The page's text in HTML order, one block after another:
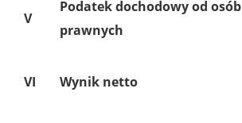
V
Podatek dochodowy od osób
prawnych
VI Wynik netto